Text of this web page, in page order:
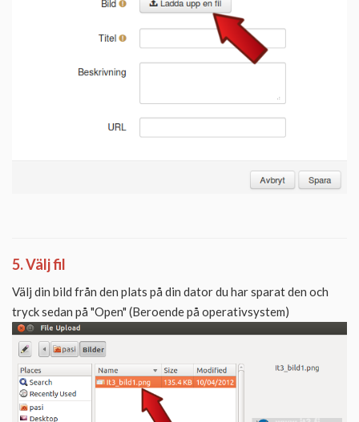
5. Välj fil
Välj din bild från den plats på din dator du har sparat den och
tryck sedan på "Open" (Beroende på operativsystem)